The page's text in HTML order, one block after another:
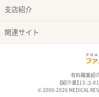
支店紹介
関連サイト
有料職業紹
【紹介業】13-ユ-
© 2000-2026 MEDICAL